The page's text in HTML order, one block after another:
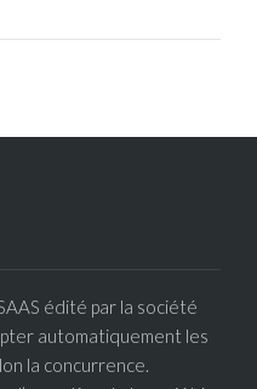
édité par la société
automatiquement les
la concurrence.